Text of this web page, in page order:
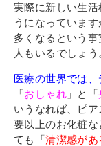
実際に新しい生
うになっていま
多くなるという
人もいるでしょう
医療の世界では
「おしゃれ」と「
いうなれば、ピ
要以上のお化粧な
ても「清潔感があ